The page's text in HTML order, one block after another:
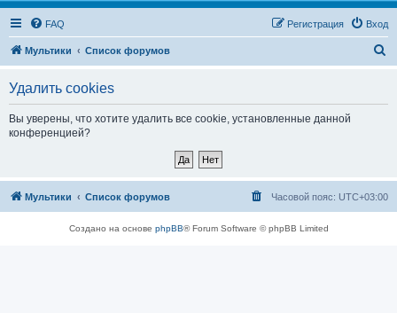
FAQ Вход
Регистрация
Мультики Список форумов
Удалить cookies
Вы уверены, что хотите удалить все cookie, установленные данной
конференцией?
Мультики Список форумов Часовой пояс: UTC+03:00
Создано на основе phpBB® Forum Software © phpBB Limited